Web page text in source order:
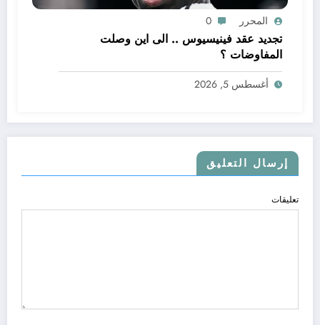
المحرر 0
تجديد عقد فينيسيوس .. الى اين وصلت
المفاوضات ؟
أغسطس 5, 2026
إرسال التعليق
تعليقات